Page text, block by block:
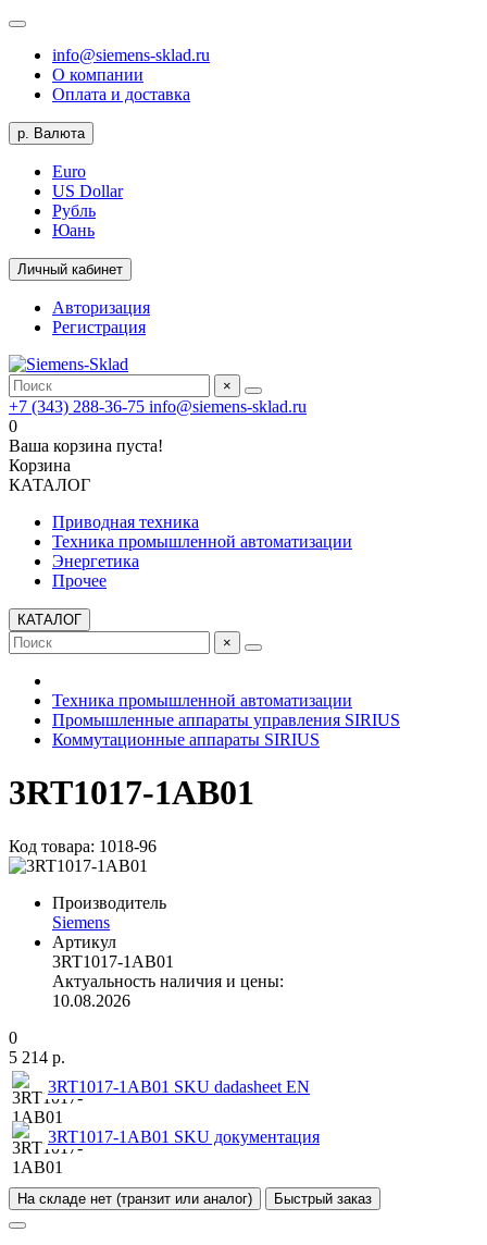
info@siemens-sklad.ru
О компании
Оплата и доставка
р. Валюта
Euro
US Dollar
Рубль
Юань
Личный кабинет
Авторизация
Регистрация
×
+7 (343) 288-36-75 info@siemens-sklad.ru
0
Ваша корзина пуста!
Корзина
КАТАЛОГ
Приводная техника
Техника промышленной автоматизации
Энергетика
Прочее
КАТАЛОГ
×
Техника промышленной автоматизации
Промышленные аппараты управления SIRIUS
Коммутационные аппараты SIRIUS
3RT1017-1AB01
Код товара: 1018-96
Производитель
Siemens
Артикул
3RT1017-1AB01
Актуальность наличия и цены:
10.08.2026
0
5 214 р.
3RT1017-1AB01 SKU dadasheet EN
3RT1017-1AB01 SKU документация
На складе нет (транзит или аналог) Быстрый заказ